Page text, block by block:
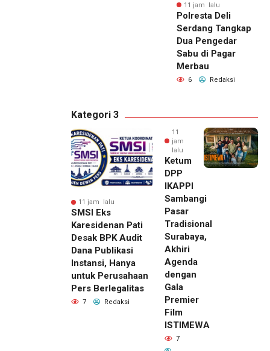
11 jam lalu
Polresta Deli
Serdang Tangkap
Dua Pengedar
Sabu di Pagar
Merbau
6 Redaksi
Kategori 3
11 jam lalu
SMSI Eks
Karesidenan Pati
Desak BPK Audit
Dana Publikasi
Instansi, Hanya
untuk Perusahaan
Pers Berlegalitas
7 Redaksi
11
jam
lalu
Ketum
DPP
IKAPPI
Sambangi
Pasar
Tradisional
Surabaya,
Akhiri
Agenda
dengan
Gala
Premier
Film
ISTIMEWA
7